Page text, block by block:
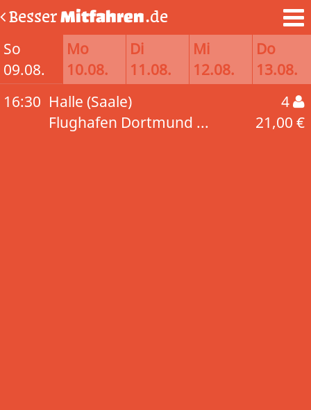
BesserMitfahren.de
So
09.08.
Mo
10.08.
Di
11.08.
Mi
12.08.
Do
13.08.
16:30 Halle (Saale)
Flughafen Dortmund ...
4
21,00 €